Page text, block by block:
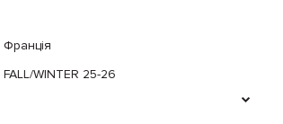
Франція
FALL/WINTER 25-26